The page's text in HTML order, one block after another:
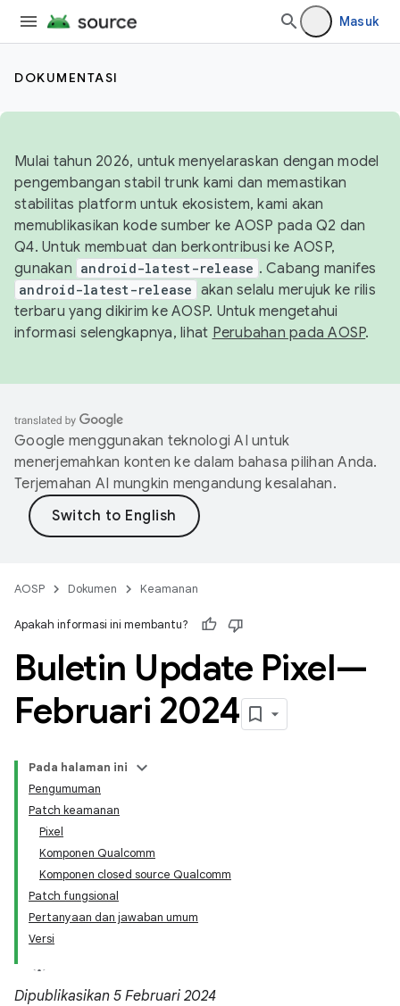
Masuk
DOKUMENTASI
Mulai tahun 2026, untuk menyelaraskan dengan model
pengembangan stabil trunk kami dan memastikan
stabilitas platform untuk ekosistem, kami akan
memublikasikan kode sumber ke AOSP pada Q2 dan
Q4. Untuk membuat dan berkontribusi ke AOSP,
gunakan android-latest-release . Cabang manifes
android-latest-release akan selalu merujuk ke rilis
terbaru yang dikirim ke AOSP. Untuk mengetahui
informasi selengkapnya, lihat Perubahan pada AOSP.
Google menggunakan teknologi AI untuk
menerjemahkan konten ke dalam bahasa pilihan Anda.
Terjemahan AI mungkin mengandung kesalahan.
AOSP Dokumen Keamanan
Apakah informasi ini membantu?
Buletin Update Pixel—
Februari 2024
Pada halaman ini
Pengumuman
Patch keamanan
Pixel
Komponen Qualcomm
Komponen closed source Qualcomm
Patch fungsional
Pertanyaan dan jawaban umum
Versi
Dipublikasikan 5 Februari 2024